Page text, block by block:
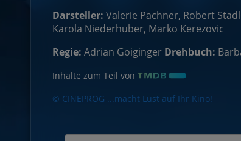
Darsteller: Valerie Pachner, Robert
Karola Niederhuber, Marko Kerezovic
Regie: Adrian Goiginger Drehbuch:
Inhalte zum Teil von
© CINEPROG ...macht Lust auf Ihr Kino!